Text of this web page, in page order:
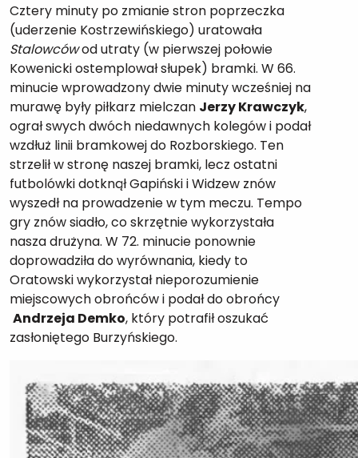
Cztery minuty po zmianie stron poprzeczka
(uderzenie Kostrzewińskiego) uratowała
Stalowcówod utraty (w pierwszej połowie
Kowenicki ostemplował słupek) bramki. W 66.
minucie wprowadzony dwie minuty wcześniej na
murawę były piłkarz mielczan Jerzy Krawczyk,
ograł swych dwóch niedawnych kolegów i podał
wzdłuż linii bramkowej do Rozborskiego. Ten
strzelił w stronę naszej bramki, lecz ostatni
futbolówki dotknął Gapiński i Widzew znów
wyszedł na prowadzenie w tym meczu. Tempo
gry znów siadło, co skrzętnie wykorzystała
nasza drużyna. W 72. minucie ponownie
doprowadziła do wyrównania, kiedy to
Oratowski wykorzystał nieporozumienie
miejscowych obrońców i podał do obrońcy
Andrzeja Demko, który potrafił oszukać
zasłoniętego Burzyńskiego.